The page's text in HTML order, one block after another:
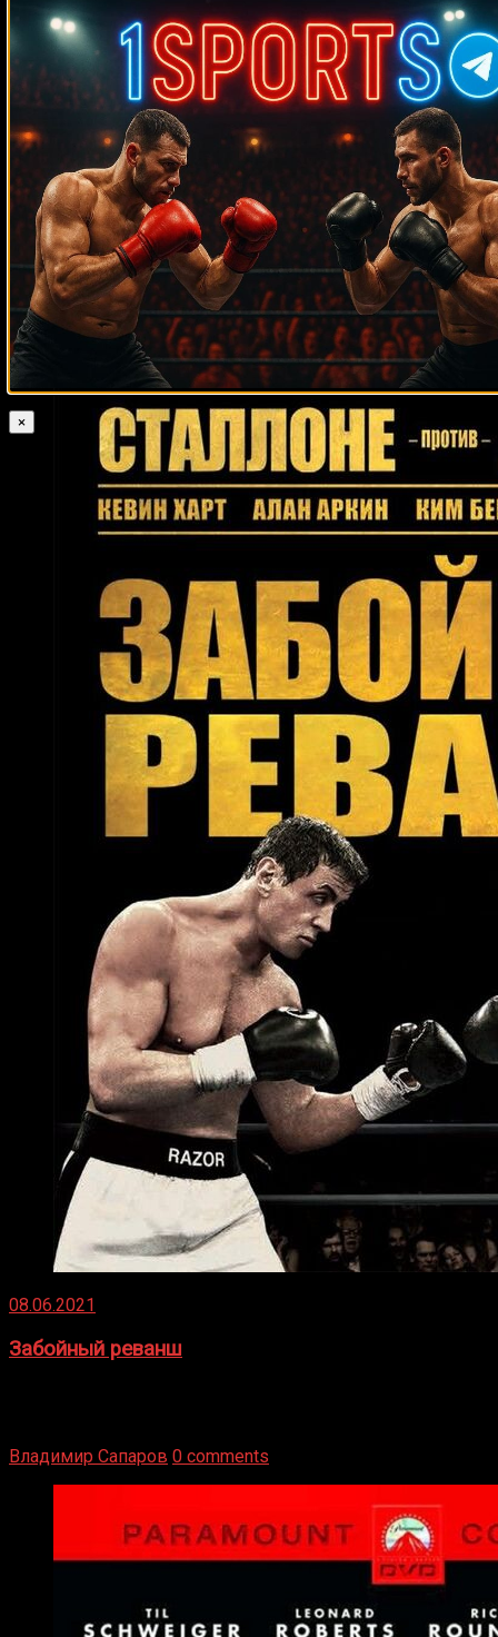
Случайные боксеры
Рафаэл Зумбану Дон Коккелл Мануэль Чарр Рой
Джонс-младший Оливер Маккол Ян Гарднер Рэй
Оливейра
Хуан Ласкано Джамейн Ортис Джеймс Дж. Вуди Рики
Бёрнс
Джейсон Соса Пол Васкес Ismail Naurdiev Педро Санчес
Наталья Рагозина Феликс Диас Нарцисо Валенсуэла
Карлос
Вильфредо Вилчес Пол Дентон Эд Махоун Ларри Мосли Мэтью
Хаттон Бен Баэз Хуан Херардо Кабрера Сезар Сото Алекс Леапаи
Норберто Руфино Кабрера Дэнни Митчелл Дэвид Туа
Гилберт Бернс Эндрю Джеррард Стефани Эггер
Роландо Ромеро
Ларри Прэтер Фернандо Варгас Франсиско Медель Жан-Франсуа
Бержерон
Поли Диас Сесиль Кофе Эмануэле Лео Оуэн Бек
Джуниор Уиттер
Жаирзиньо Розенстрайк Лерой Джонс
08.06.2021
Забойный реванш
Владимир Сапаров 0 comments
×